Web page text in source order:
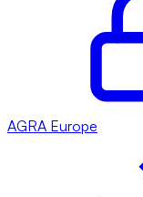
AGRA Europe